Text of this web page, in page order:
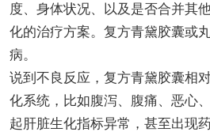
度、身体状况、以及是否合并其
化的治疗方案。复方青黛胶囊或
病。
说到不良反应，复方青黛胶囊相
化系统，比如腹泻、腹痛、恶心
起肝脏生化指标异常，甚至出现